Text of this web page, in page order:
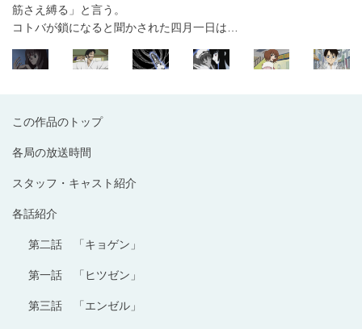
この作品のトップ
各局の放送時間
スタッフ・キャスト紹介
各話紹介
第二話 「キョゲン」
第一話 「ヒツゼン」
第三話 「エンゼル」
筋さえ縛る」と言う。
コトバが鎖になると聞かされた四月一日は…